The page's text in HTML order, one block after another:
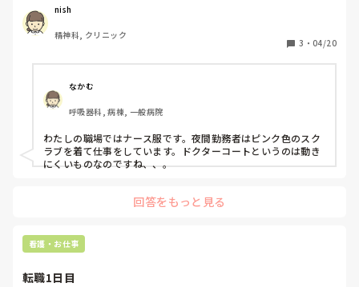
みなさんのクリニックや病院でナース服やスクラブ以外の制
服はありますか？
nish
精神科, クリニック
3 ・ 04/20
なかむ
呼吸器科, 病棟, 一般病院
わたしの職場ではナース服です。夜間勤務者はピンク色のスク
ラブを着て仕事をしています。ドクターコートというのは動き
にくいものなのですね、、。
回答をもっと見る
看護・お仕事
転職1日目